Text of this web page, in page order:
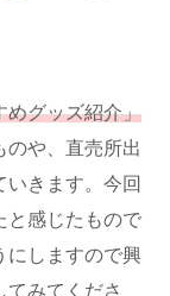
めグッズ紹介」
のや、直売所出
きます。今回
と感じたもので
にしますので興
てみてくださ